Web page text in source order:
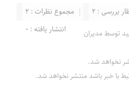
مجموع نظرات : 2
بررسی : 2
انتشار یافته : 0
توسط مدیران
نخواهد شد.
با خبر باشد منتشر نخواهد شد.